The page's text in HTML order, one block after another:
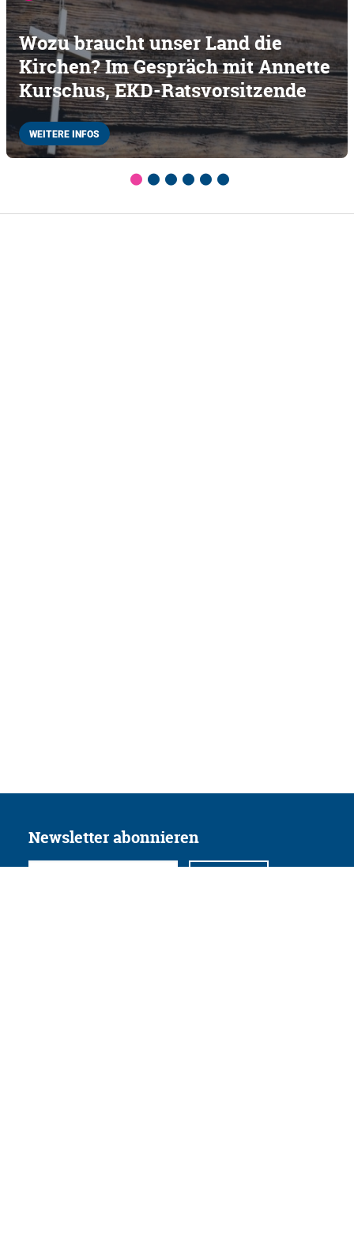
Wozu braucht unser Land die
Kirchen? Im Gespräch mit Annette
Kurschus, EKD-Ratsvorsitzende
WEITERE INFOS
Newsletter abonnieren